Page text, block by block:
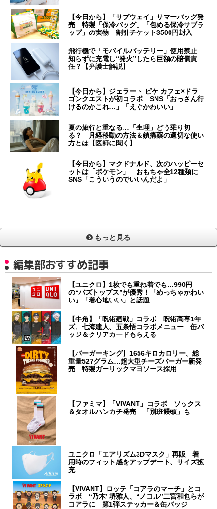
【今日から】「サブウェイ」サマーバッグ発
売 特製「保冷バッグ」「包める保冷サブラ
ップ」の実物 割引チケット3500円封入
飛行機で「モバイルバッテリー」使用禁止
知らずに充電し“発火”したら巨額の賠償責
任？【弁護士解説】
【今日から】ジェラート ピケ カフェ×ドラ
ゴンクエストが初コラボ SNS「おっさん行
けるのかこれ…」「えぐかわいい」
夏の旅行と重なる…「生理」どう乗り切
る？ 月経移動の方法＆鎮痛薬の適切な使い
方とは【医師に聞く】
【今日から】マクドナルド、次のハッピーセ
ットは「ポケモン」 おもちゃ全12種類に
SNS「こういうのでいいんだよ」
もっと見る
編集部おすすめ記事
【ユニクロ】1枚でも重ね着でも…990円
の“バズトップス”が優秀！「めっちゃかわい
い」「着心地いい」と話題
【牛角】「呪術廻戦」コラボ 呪術高専1年
ズ、七海建人、五条悟コラボメニュー 缶バ
ッジ＆クリアカードもらえる
【バーガーキング】1656キロカロリー、総
重量527グラム…超大型チーズバーガー新発
売 特製ガーリックマヨソース採用
【ファミマ】「VIVANT」コラボ ソックス
＆タオルハンカチ発売 「別班饅頭」も
ユニクロ「エアリズム3Dマスク」再販 着
用時のフィット感をアップデート、サイズ拡
充
【VIVANT】ロッテ「コアラのマーチ」とコ
ラボ “乃木”堺雅人、“ノコル”二宮和也らが
コアラに 第1弾ステッカー＆缶バッジ